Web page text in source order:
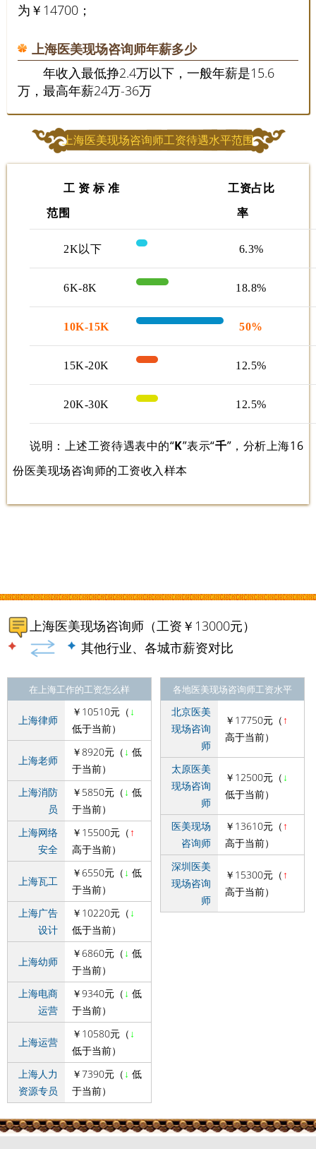
为￥14700；
上海医美现场咨询师年薪多少
年收入最低挣2.4万以下，一般年薪是15.6
万，最高年薪24万-36万
上海医美现场咨询师工资待遇水平范围
工资标准
范围
工资占比
率
2K以下 6.3%
6K-8K 18.8%
10K-15K 50%
15K-20K 12.5%
20K-30K 12.5%
说明：上述工资待遇表中的“K”表示“千”，分析上海16
份医美现场咨询师的工资收入样本
上海医美现场咨询师（工资￥13000元）
其他行业、各城市薪资对比
在上海工作的工资怎么样
上海律师
￥10510元（ ↓
低于当前）
上海老师
￥8920元（ ↓ 低
于当前）
上海消防
员
￥5850元（ ↓ 低
于当前）
上海网络
安全
￥15500元（ ↑
高于当前）
上海瓦工
￥6550元（ ↓ 低
于当前）
上海广告
设计
￥10220元（ ↓
低于当前）
上海幼师
￥6860元（ ↓ 低
于当前）
上海电商
运营
￥9340元（ ↓ 低
于当前）
上海运营
￥10580元（ ↓
低于当前）
上海人力
资源专员
￥7390元（ ↓ 低
于当前）
各地医美现场咨询师工资水平
北京医美
现场咨询
师
￥17750元（ ↑
高于当前）
太原医美
现场咨询
师
￥12500元（ ↓
低于当前）
医美现场
咨询师
￥13610元（ ↑
高于当前）
深圳医美
现场咨询
师
￥15300元（ ↑
高于当前）